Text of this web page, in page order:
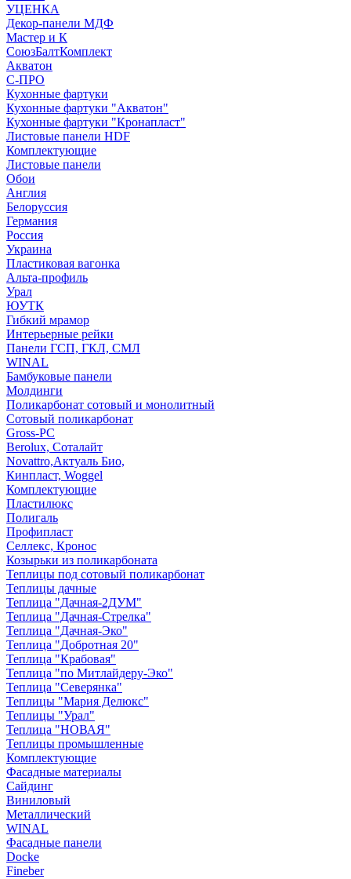
УЦЕНКА
Декор-панели МДФ
Мастер и К
СоюзБалтКомплект
Акватон
С-ПРО
Кухонные фартуки
Кухонные фартуки "Акватон"
Кухонные фартуки "Кронапласт"
Листовые панели HDF
Комплектующие
Листовые панели
Обои
Англия
Белоруссия
Германия
Россия
Украина
Пластиковая вагонка
Альта-профиль
Урал
ЮУТК
Гибкий мрамор
Интерьерные рейки
Панели ГСП, ГКЛ, СМЛ
WINAL
Бамбуковые панели
Молдинги
Поликарбонат сотовый и монолитный
Сотовый поликарбонат
Gross-PC
Berolux, Соталайт
Novattro,Актуаль Био,
Кинпласт, Woggel
Комплектующие
Пластилюкс
Полигаль
Профипласт
Селлекс, Кронос
Козырьки из поликарбоната
Теплицы под сотовый поликарбонат
Теплицы дачные
Теплица "Дачная-2ДУМ"
Теплица "Дачная-Стрелка"
Теплица "Дачная-Эко"
Теплица "Добротная 20"
Теплица "Крабовая"
Теплица "по Митлайдеру-Эко"
Теплица "Северянка"
Теплицы "Мария Делюкс"
Теплицы "Урал"
Теплица "НОВАЯ"
Теплицы промышленные
Комплектующие
Фасадные материалы
Сайдинг
Виниловый
Металлический
WINAL
Фасадные панели
Docke
Fineber